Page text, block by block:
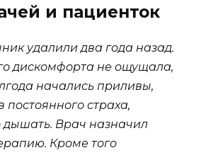
и пациенток
удалили два года назад.
дискомфорта не ощущала,
начались приливы,
постоянного страха,
Врач назначил
Кроме того